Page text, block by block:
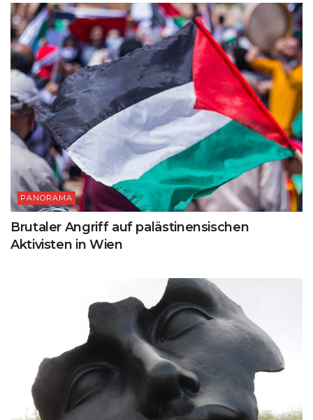
PANORAMA
Brutaler Angriff auf palästinensischen
Aktivisten in Wien